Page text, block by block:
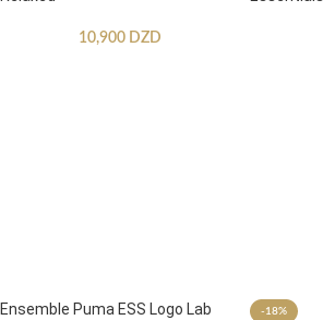
10,900 DZD
Ensemble Puma ESS Logo Lab
-18%